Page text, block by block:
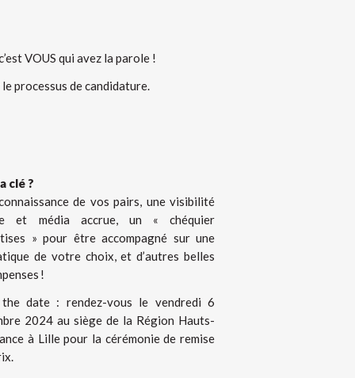
VOUS qui avez la parole !
processus de candidature.
clé ?
de vos pairs, une visibilité
et média accrue, un « chéquier
» pour être accompagné sur une
de votre choix, et d’autres belles
!
the date : rendez-vous le vendredi 6
2024 au siège de la Région Hauts-
à Lille pour la cérémonie de remise